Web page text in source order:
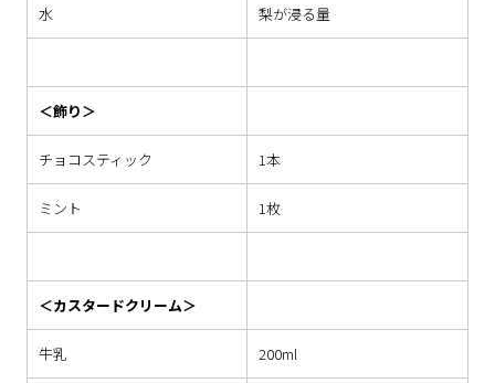
水 梨が浸る量
＜飾り＞
チョコスティック 1本
ミント 1枚
＜カスタードクリーム＞
牛乳 200ml